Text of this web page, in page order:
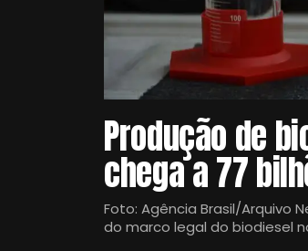
Produção de
chega a 77
Foto: Agência Brasil/Arquivo
do marco legal do biodiesel